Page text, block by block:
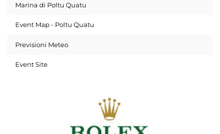
Marina di Poltu Quatu
Event Map - Poltu Quatu
Previsioni Meteo
Event Site